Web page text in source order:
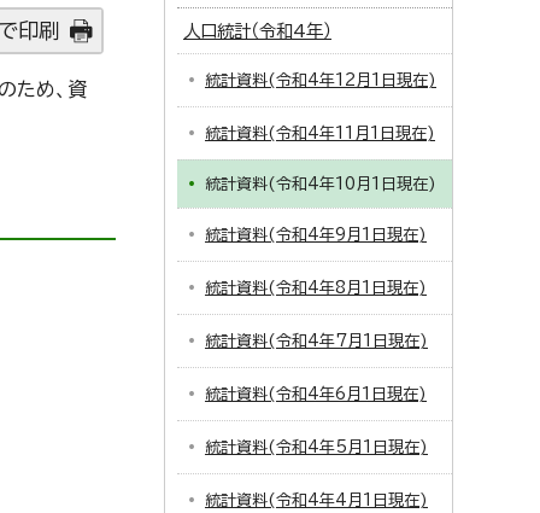
印刷
ため、資
人口統計（令和4年）
統計資料(令和4年12月1日現在)
統計資料(令和4年11月1日現在)
統計資料(令和4年10月1日現在)
統計資料(令和4年9月1日現在)
統計資料(令和4年8月1日現在)
統計資料(令和4年7月1日現在)
統計資料(令和4年6月1日現在)
統計資料(令和4年5月1日現在)
統計資料(令和4年4月1日現在)